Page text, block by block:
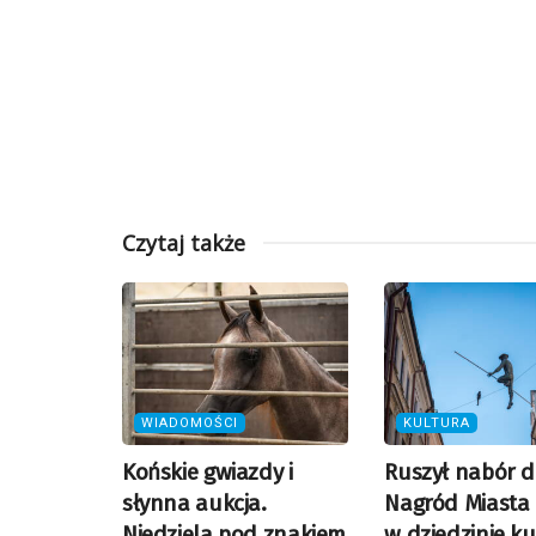
Czytaj także
WIADOMOŚCI
Końskie gwiazdy i
słynna aukcja.
KULTURA
Ruszył nabór
Nagród